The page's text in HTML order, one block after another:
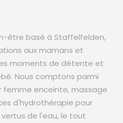
être basé à Staffelfelden,
aux mamans et
moments de détente et
Nous comptons parmi
femme enceinte, massage
d'hydrothérapie pour
de l'eau, le tout